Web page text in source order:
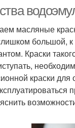
масляные
большой,
Краски
краски